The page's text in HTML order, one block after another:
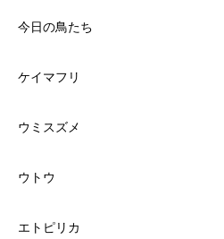
今日の鳥たち
ケイマフリ
ウミスズメ
ウトウ
エトピリカ